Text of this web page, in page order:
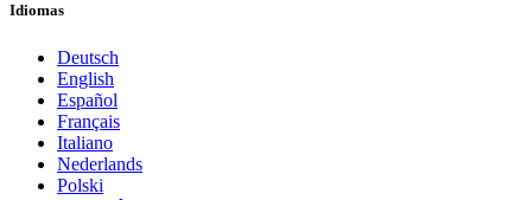
Idiomas
Deutsch
English
Español
Français
Italiano
Nederlands
Polski